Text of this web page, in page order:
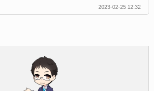
2023-02-25 12:32